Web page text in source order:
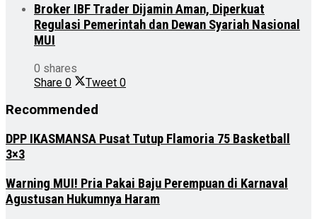
Broker IBF Trader Dijamin Aman, Diperkuat
Regulasi Pemerintah dan Dewan Syariah Nasional
MUI
0 shares
Share 0 Tweet 0
Recommended
DPP IKASMANSA Pusat Tutup Flamoria 75 Basketball
3×3
Warning MUI! Pria Pakai Baju Perempuan di Karnaval
Agustusan Hukumnya Haram